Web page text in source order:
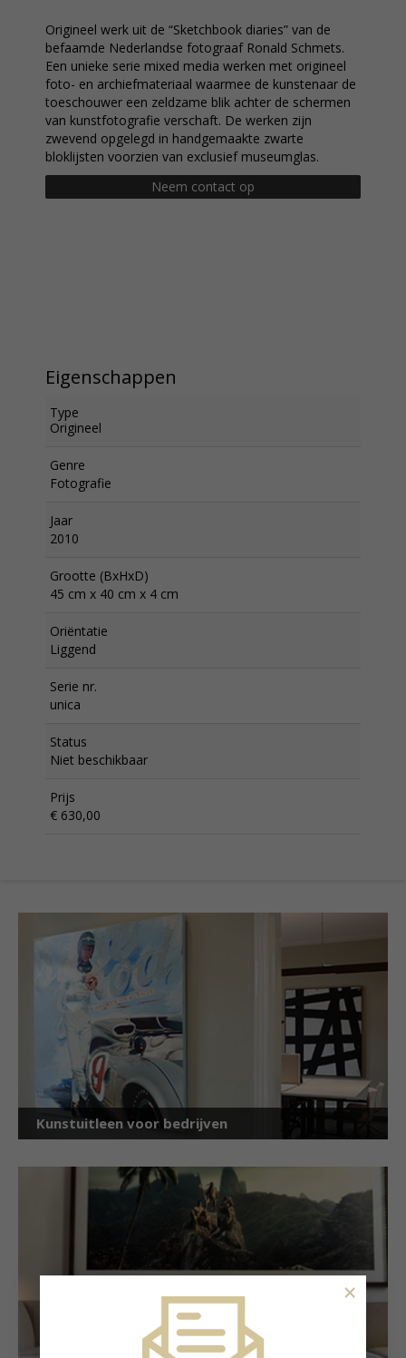
Origineel werk uit de “Sketchbook diaries” van de
befaamde Nederlandse fotograaf Ronald Schmets.
Een unieke serie mixed media werken met origineel
foto- en archiefmateriaal waarmee de kunstenaar de
toeschouwer een zeldzame blik achter de schermen
van kunstfotografie verschaft. De werken zijn
zwevend opgelegd in handgemaakte zwarte
bloklijsten voorzien van exclusief museumglas.
Neem contact op
Eigenschappen
Type
Origineel
Genre
Fotografie
Jaar
2010
Grootte (BxHxD)
45 cm x 40 cm x 4 cm
Oriëntatie
Liggend
Serie nr.
unica
Status
Niet beschikbaar
Prijs
€ 630,00
Kunstuitleen voor bedrijven
×